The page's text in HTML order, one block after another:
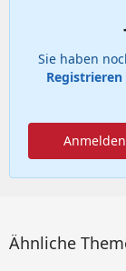
Sie haben
Anmelden
Ähnliche